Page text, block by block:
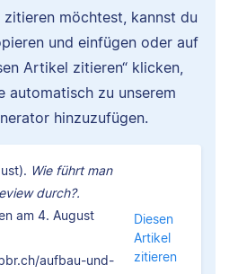
zitieren möchtest, kannst du
und einfügen oder auf
Artikel zitieren“ klicken,
automatisch zu unserem
hinzuzufügen.
Wie führt man
durch?.
am 4. August
aufbau-und-
Diesen
Artikel
zitieren